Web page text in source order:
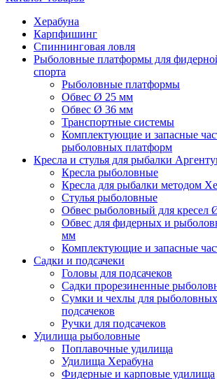
Херабуна
Карпфишинг
Спиннинговая ловля
Рыболовные платформы для
спорта
Рыболовные платформы
Обвес Ø 25 мм
Обвес Ø 36 мм
Транспортные системы
Комплектующие и запасные
рыболовных платформ
Кресла и стулья для рыбалки
Кресла рыболовные
Кресла для рыбалки методом
Стулья рыболовные
Обвес рыболовный для кресел
Обвес для фидерных и
мм
Комплектующие и запасные
Садки и подсачеки
Головы для подсачеков
Садки прорезиненные
Сумки и чехлы для рыболовных
подсачеков
Ручки для подсачеков
Удилища рыболовные
Поплавочные удилища
Удилища Херабуна
Фидерные и карповые удилища